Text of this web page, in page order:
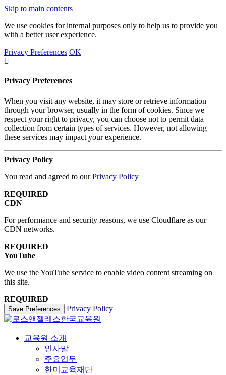
Skip to main contents
We use cookies for internal purposes only to help us to provide you
with a better user experience.
Privacy Preferences OK
Privacy Preferences
When you visit any website, it may store or retrieve information
through your browser, usually in the form of cookies. Since we
respect your right to privacy, you can choose not to permit data
collection from certain types of services. However, not allowing
these services may impact your experience.
Privacy Policy
You read and agreed to ourPrivacy Policy
REQUIRED
CDN
For performance and security reasons, we use Cloudflare as our
CDN networks.
REQUIRED
YouTube
We use the YouTube service to enable video content streaming on
this site.
REQUIRED
Save Preferences Privacy Policy
교육원 소개
인사말
주요업무
한미교육재단